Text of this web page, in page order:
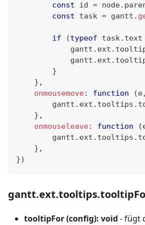
const id = node.
const task = gantt .
if (typeof task. text
            gantt
. ext .
            gantt
. ext .
}
} ,
onmousemove: function (e,
        gantt
. ext . tooltips .
} ,
onmouseleave: function (
        gantt
. ext . tooltips .
} ,
})
tooltipFor (config): void - fügt